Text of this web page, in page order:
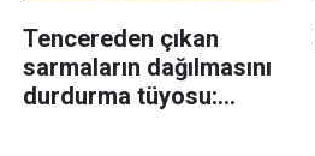
Tencereden çıkan
sarmaların dağılmasını
durdurma tüyosu: